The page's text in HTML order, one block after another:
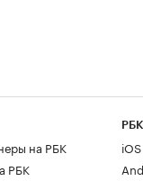
на РБК
РБК
iOS